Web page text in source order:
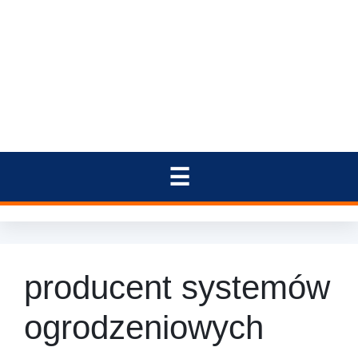
producent systemów
ogrodzeniowych